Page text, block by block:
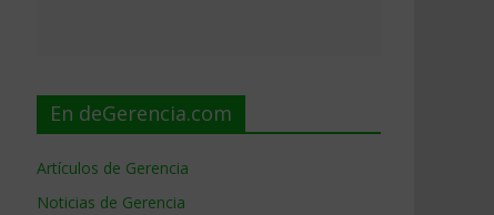
En deGerencia.com
Artículos de Gerencia
Noticias de Gerencia